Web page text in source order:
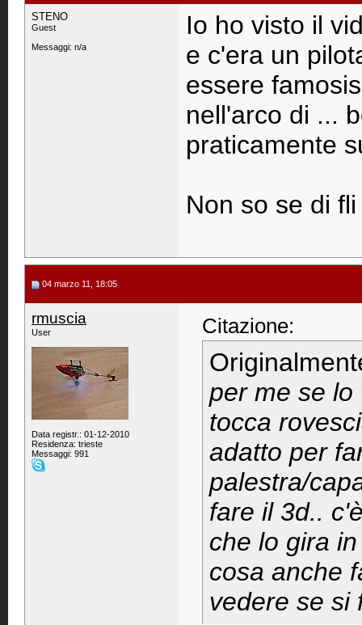
STENO
Guest
Messaggi: n/a
Io ho visto il
e c'era un
essere
nell'arco di ...
praticamente
Non so se di
04 marzo 11, 18:05
rmuscia
User
Data registr.: 01-12-2010
Residenza: trieste
Messaggi: 991
Citazione:
per me se lo
tocca
adatto per
palestra/
fare il 3d..
che lo gira
cosa anche
vedere se si